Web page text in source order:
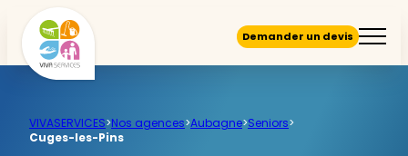
Demander un devis
VIVASERVICES>Nos agences>Aubagne>Seniors>
Cuges-les-Pins